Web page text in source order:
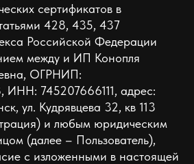
сертификатов в
428, 435, 437
Российской Федерации
между и ИП Конопля
ОГРНИП:
ИНН: 745207666111, адрес:
ул. Кудрявцева 32, кв 113
и любым юридическим
(далее – Пользователь),
с изложенными в настоящей